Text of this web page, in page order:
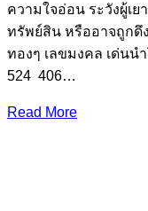
ความใจอ่อน ระวังผู้เย
ทรัพย์สิน หรืออาจถูกดึ
ทองๆ เลขมงคล เด่นน
524 406…
Read More